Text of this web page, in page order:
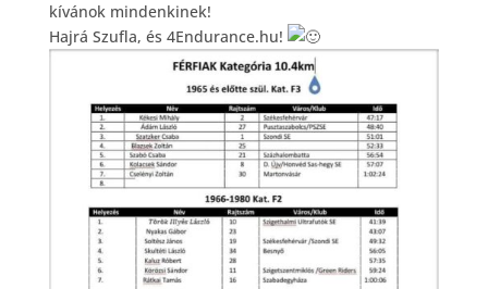
kívánok mindenkinek!
Hajrá Szufla, és 4Endurance.hu!